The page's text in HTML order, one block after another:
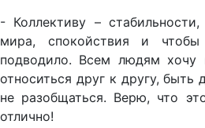
- Коллективу –
мира, спокойствия и
подводило. Всем людям хочу
относиться друг к другу, быть
не разобщаться. Верю, что
отлично!